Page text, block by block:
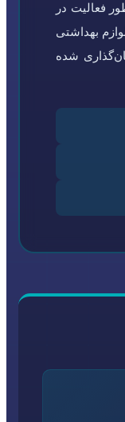
سال ۱۳۶۴ به منظور فعالیت در
بهداشتی
شده